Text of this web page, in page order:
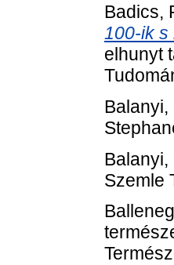
Badics,
100-ik s
elhunyt
Szemle